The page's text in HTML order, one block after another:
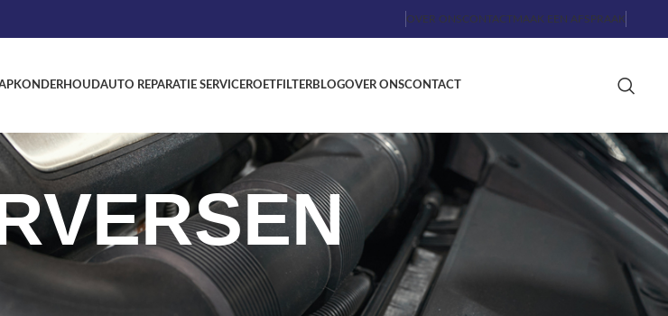
OVER ONSCONTACTMAAK EEN AFSPRAAK
ONDERHOUDAUTO REPARATIE SERVICEROETFILTERBLOGOVER ONSCONTACT